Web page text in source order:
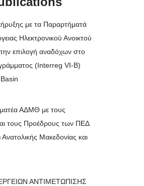
με τα Παραρτήματά
Ηλεκτρονικού Ανοικτού
επιλογή αναδόχων στο
(Interreg VI-B)
ΑΔΜΘ με τους
τους Προέδρους των ΠΕΔ
Ανατολικής Μακεδονίας και
ΑΝΤΙΜΕΤΩΠΙΣΗΣ